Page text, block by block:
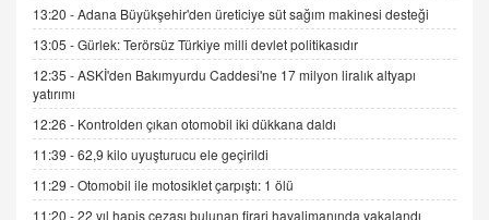
GÖNÜL MENEKŞE
Şifacının Yolu
04.11.2025 12:56
AV. RÜMEYSA ÖZKALE
Kira Uyuşmazlıklarında Dava Açmadan Önce
Arabulucuya Başvuru Şartı
23.09.2023 16:30
13:20 -Adana Büyükşehir'den üreticiye süt sağım makinesi desteği
13:05 -Gürlek: Terörsüz Türkiye milli devlet politikasıdır
12:35 -ASKİ'den Bakımyurdu Caddesi'ne 17 milyon liralık altyapı
yatırımı
12:26 - Kontrolden çıkan otomobil iki dükkana daldı
11:39 -62,9 kilo uyuşturucu ele geçirildi
11:29 -Otomobil ile motosiklet çarpıştı: 1 ölü
11:20 -22 yıl hapis cezası bulunan firari havalimanında yakalandı